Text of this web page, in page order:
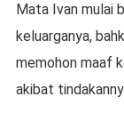
Mata Ivan mulai
keluarganya,
memohon maaf
akibat